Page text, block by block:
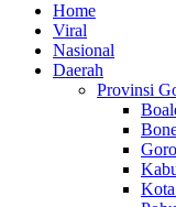
Home
Viral
Nasional
Daerah
Provinsi